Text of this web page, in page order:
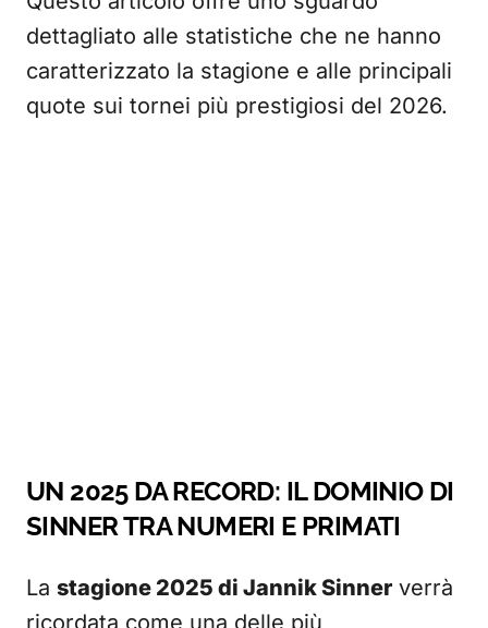
dettagliato alle statistiche che ne hanno
caratterizzato la stagione e alle principali
quote sui tornei più prestigiosi del 2026.
UN 2025 DA RECORD: IL DOMINIO DI
SINNER TRA NUMERI E PRIMATI
La stagione 2025 di Jannik Sinner verrà
ricordata come una delle più